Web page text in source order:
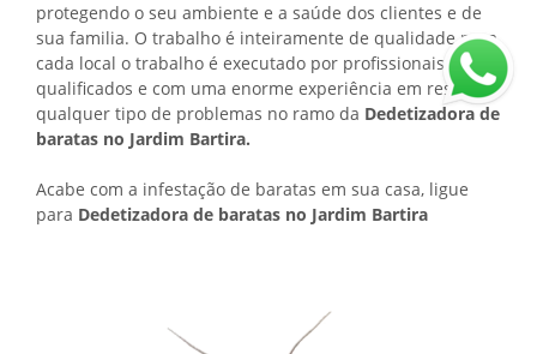
protegendo o seu ambiente e a saúde dos clientes e de
sua familia. O trabalho é inteiramente de qualidade para
cada local o trabalho é executado por profissionais
qualificados e com uma enorme experiência em resolver
qualquer tipo de problemas no ramo da Dedetizadora de
baratas no Jardim Bartira.
Acabe com a infestação de baratas em sua casa, ligue
para Dedetizadora de baratas no Jardim Bartira